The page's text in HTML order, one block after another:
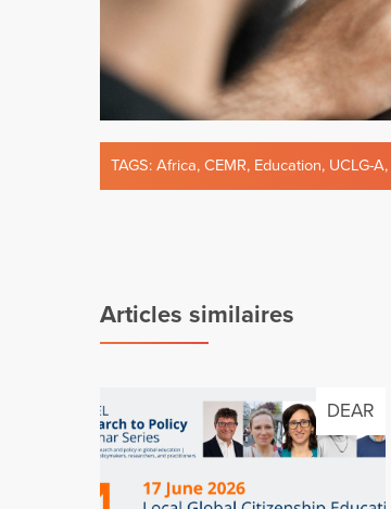
TAGS: Africa, CEMR, Education, UCLG-A,
Articles similaires
DEAR